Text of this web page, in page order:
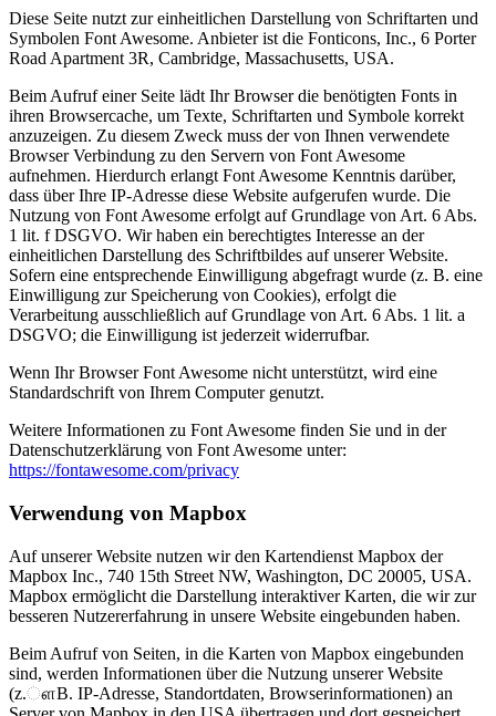
Diese Seite nutzt zur einheitlichen Darstellung von Schriftarten und
Symbolen Font Awesome. Anbieter ist die Fonticons, Inc., 6 Porter
Road Apartment 3R, Cambridge, Massachusetts, USA.
Beim Aufruf einer Seite lädt Ihr Browser die benötigten Fonts in
ihren Browsercache, um Texte, Schriftarten und Symbole korrekt
anzuzeigen. Zu diesem Zweck muss der von Ihnen verwendete
Browser Verbindung zu den Servern von Font Awesome
aufnehmen. Hierdurch erlangt Font Awesome Kenntnis darüber,
dass über Ihre IP-Adresse diese Website aufgerufen wurde. Die
Nutzung von Font Awesome erfolgt auf Grundlage von Art. 6 Abs.
1 lit. f DSGVO. Wir haben ein berechtigtes Interesse an der
einheitlichen Darstellung des Schriftbildes auf unserer Website.
Sofern eine entsprechende Einwilligung abgefragt wurde (z. B. eine
Einwilligung zur Speicherung von Cookies), erfolgt die
Verarbeitung ausschließlich auf Grundlage von Art. 6 Abs. 1 lit. a
DSGVO; die Einwilligung ist jederzeit widerrufbar.
Wenn Ihr Browser Font Awesome nicht unterstützt, wird eine
Standardschrift von Ihrem Computer genutzt.
Weitere Informationen zu Font Awesome finden Sie und in der
Datenschutzerklärung von Font Awesome unter:
https://fontawesome.com/privacy
Verwendung von Mapbox
Auf unserer Website nutzen wir den Kartendienst Mapbox der
Mapbox Inc., 740 15th Street NW, Washington, DC 20005, USA.
Mapbox ermöglicht die Darstellung interaktiver Karten, die wir zur
besseren Nutzererfahrung in unsere Website eingebunden haben.
Beim Aufruf von Seiten, in die Karten von Mapbox eingebunden
sind, werden Informationen über die Nutzung unserer Website
(z.ௗB. IP-Adresse, Standortdaten, Browserinformationen) an